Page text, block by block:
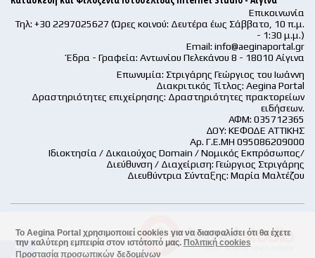
Το Aegina Portal χρησιμοποιεί cookies για να διασφαλίσει ότι θα έχετε
την καλύτερη εμπειρία στον ιστότοπό μας. Πολιτική cookies
Προστασία προσωπικών δεδομένων
Επικοινωνία
Τηλ: +30 2297025627 (Ώρες κοινού: Δευτέρα έως Σάββατο, 10 π.μ.
- 1:30 μ.μ.)
Email: info@aeginaportal.gr
Έδρα - Γραφεία: Αντωνίου Πελεκάνου 8 - 18010 Αίγινα
Επωνυμία: Στριγάρης Γεώργιος του Ιωάννη
Διακριτικός Τίτλος: Aegina Portal
Δραστηριότητες επιχείρησης: Δραστηριότητες πρακτορείων
ειδήσεων.
ΑΦΜ: 035712365
ΔΟΥ: ΚΕΦΟΔΕ ΑΤΤΙΚΗΣ
Αρ. Γ.Ε.ΜΗ 095086209000
Ιδιοκτησία / Δικαιούχος Domain / Νομικός Εκπρόσωπος/
Διεύθυνση / Διαχείριση: Γεώργιος Στριγάρης
Διευθύντρια Σύνταξης: Μαρία Μαλτέζου